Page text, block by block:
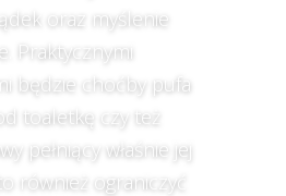
oraz myślenie
Praktycznymi
będzie choćby pufa
toaletkę czy też
pełniący właśnie jej
również ograniczyć